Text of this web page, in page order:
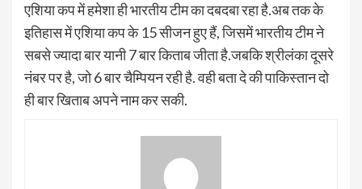
एशिया कप में हमेशा ही भारतीय टीम का दबदबा रहा है.अब तक के
इतिहास में एशिया कप के 15 सीजन हुए हैं, जिसमें भारतीय टीम ने
सबसे ज्यादा बार यानी 7 बार किताब जीता है.जबकि श्रीलंका दूसरे
नंबर पर है, जो 6 बार चैम्पियन रही है. वही बता दे की पाकिस्तान दो
ही बार खिताब अपने नाम कर सकी.